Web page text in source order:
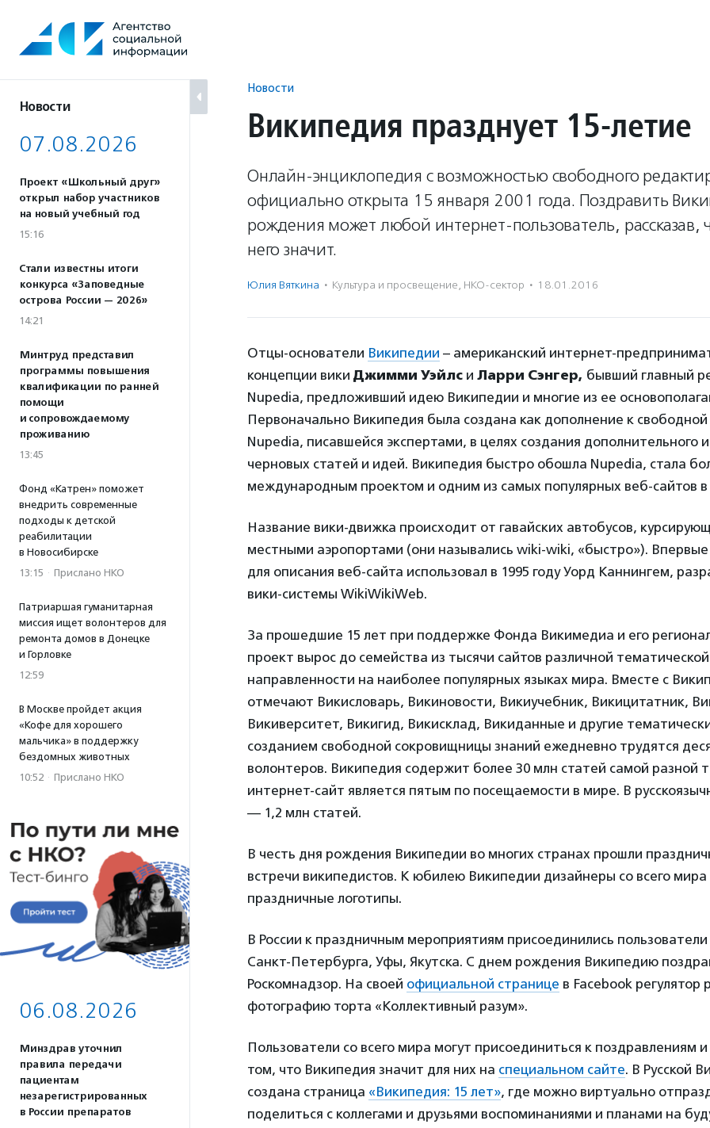
содержанию
Новости
07.08.2026
Проект «Школьный друг»
открыл набор участников
на новый учебный год
15:16
Стали известны итоги
конкурса «Заповедные
острова России — 2026»
14:21
Минтруд представил
программы повышения
квалификации по ранней
помощи
и сопровождаемому
проживанию
13:45
Фонд «Катрен» поможет
внедрить современные
подходы к детской
реабилитации
в Новосибирске
13:15 · Прислано НКО
Патриаршая гуманитарная
миссия ищет волонтеров для
ремонта домов в Донецке
и Горловке
12:59
В Москве пройдет акция
«Кофе для хорошего
мальчика» в поддержку
бездомных животных
10:52 · Прислано НКО
06.08.2026
Минздрав уточнил
правила передачи
пациентам
незарегистрированных
в России препаратов
Новости
Википедия празднует 15-летие
Онлайн-энциклопедия с возможностью свободного
официально открыта 15 января 2001 года. Поздравить
рождения может любой интернет-пользователь, рассказав,
него значит.
Юлия Вяткина · Культура и просвещение, НКО-сектор · 18.01.2016
Отцы-основатели Википедии – американский интернет-
концепции вики Джимми Уэйлс и Ларри Сэнгер, бывший главный
Nupedia, предложивший идею Википедии и многие из ее
Первоначально Википедия была создана как дополнение к
Nupedia, писавшейся экспертами, в целях создания дополнительного
черновых статей и идей. Википедия быстро обошла Nupedia, стала
международным проектом и одним из самых популярных веб-сайтов
Название вики-движка происходит от гавайских автобусов,
местными аэропортами (они назывались wiki-wiki, «быстро»).
для описания веб-сайта использовал в 1995 году Уорд Каннингем,
вики-системы WikiWikiWeb.
За прошедшие 15 лет при поддержке Фонда Викимедиа и его
проект вырос до семейства из тысячи сайтов различной тематической
направленности на наиболее популярных языках мира. Вместе с
отмечают Викисловарь, Викиновости, Викиучебник, Викицитатник,
Викиверситет, Викигид, Викисклад, Викиданные и другие
созданием свободной сокровищницы знаний ежедневно трудятся
волонтеров. Википедия содержит более 30 млн статей самой разной
интернет-сайт является пятым по посещаемости в мире. В
— 1,2 млн статей.
В честь дня рождения Википедии во многих странах прошли
встречи википедистов. К юбилею Википедии дизайнеры со всего мира
праздничные логотипы.
В России к праздничным мероприятиям присоединились
Санкт-Петербурга, Уфы, Якутска. С днем рождения Википедию
Роскомнадзор. На своей официальной странице в Facebook регулятор
фотографию торта «Коллективный разум».
Пользователи со всего мира могут присоединиться к поздравлениям и
том, что Википедия значит для них на специальном сайте. В Русской
создана страница «Википедия: 15 лет», где можно виртуально
поделиться с коллегами и друзьями воспоминаниями и планами на